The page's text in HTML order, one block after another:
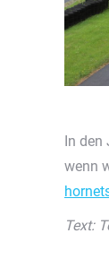
In den
wenn
Text: